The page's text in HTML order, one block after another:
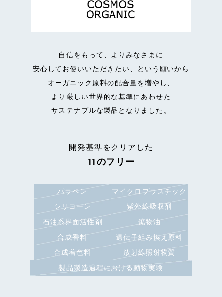
自信をもって、よりみなさまに
安心してお使いいただきたい、という願いから
オーガニック原料の配合量を増やし、
より厳しい世界的な基準にあわせた
サステナブルな製品となりました。
開発基準をクリアした
11のフリー
パラベン
マイクロプラスチック
シリコーン
紫外線吸収剤
石油系界面活性剤
鉱物油
合成香料
遺伝子組み換え原料
合成着色料
放射線照射物質
製品製造過程における動物実験